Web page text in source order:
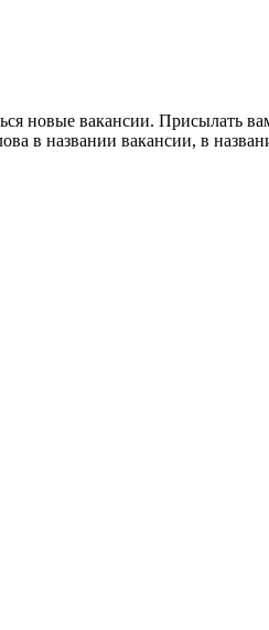
новые вакансии. Присылать
в названии вакансии, в